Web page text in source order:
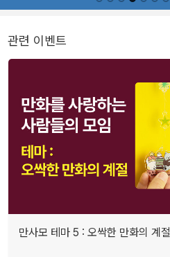
관련 이벤트
만사모 테마 5 : 오싹한 만화의 계절